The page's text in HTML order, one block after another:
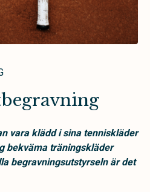
vara klädd i sina tenniskläder
bekväma träningskläder
begravningsutstyrseln är det